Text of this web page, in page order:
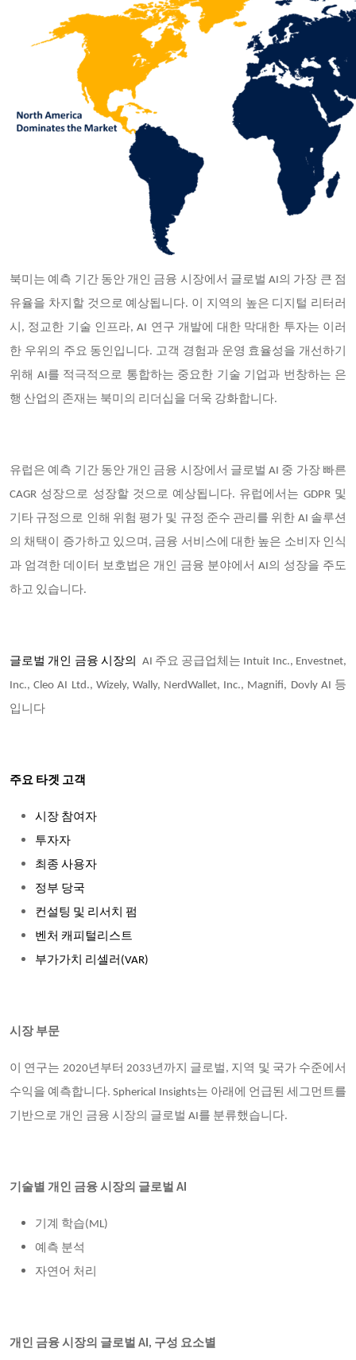
북미는 예측 기간 동안 개인 금융 시장에서 글로벌 AI의 가장 큰 점
유율을 차지할 것으로 예상됩니다. 이 지역의 높은 디지털 리터러
시, 정교한 기술 인프라, AI 연구 개발에 대한 막대한 투자는 이러
한 우위의 주요 동인입니다. 고객 경험과 운영 효율성을 개선하기
위해 AI를 적극적으로 통합하는 중요한 기술 기업과 번창하는 은
행 산업의 존재는 북미의 리더십을 더욱 강화합니다.
유럽은 예측 기간 동안 개인 금융 시장에서 글로벌 AI 중 가장 빠른
CAGR 성장으로 성장할 것으로 예상됩니다. 유럽에서는 GDPR 및
기타 규정으로 인해 위험 평가 및 규정 준수 관리를 위한 AI 솔루션
의 채택이 증가하고 있으며, 금융 서비스에 대한 높은 소비자 인식
과 엄격한 데이터 보호법은 개인 금융 분야에서 AI의 성장을 주도
하고 있습니다.
글로벌 개인 금융 시장의
AI 주요 공급업체는 Intuit Inc., Envestnet,
Inc., Cleo AI Ltd., Wizely, Wally, NerdWallet, Inc., Magnifi, Dovly AI 등
입니다
주요 타겟 고객
시장 참여자
투자자
최종 사용자
정부 당국
컨설팅 및 리서치 펌
벤처 캐피털리스트
부가가치 리셀러(VAR)
시장 부문
이 연구는 2020년부터 2033년까지 글로벌, 지역 및 국가 수준에서
수익을 예측합니다. Spherical Insights는 아래에 언급된 세그먼트를
기반으로 개인 금융 시장의 글로벌 AI를 분류했습니다.
기술별 개인 금융 시장의 글로벌 AI
기계 학습(ML)
예측 분석
자연어 처리
개인 금융 시장의 글로벌 AI, 구성 요소별